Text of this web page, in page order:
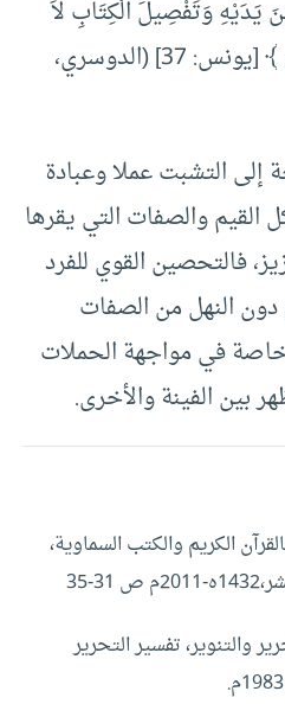
يَدَيْهِ وَتَفْصِيلَ الْكِتَابِ لاَ
رَيْبَ فِيهِ مِنْ رَبِّ الْعَالَمِينَ ﴾ [يونس: 37] (الدوسري،
إلى التشبت عملا وعبادة
القيم والصفات التي يقرها
فالتحصين القوي للفرد
دون النهل من الصفات
في مواجهة الحملات
بين الفينة والأخرى.
الكريم والكتب السماوية،
35
والتنوير، تفسير التحرير